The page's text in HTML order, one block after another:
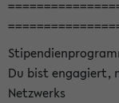
Du bist engagiert,
Netzwerks